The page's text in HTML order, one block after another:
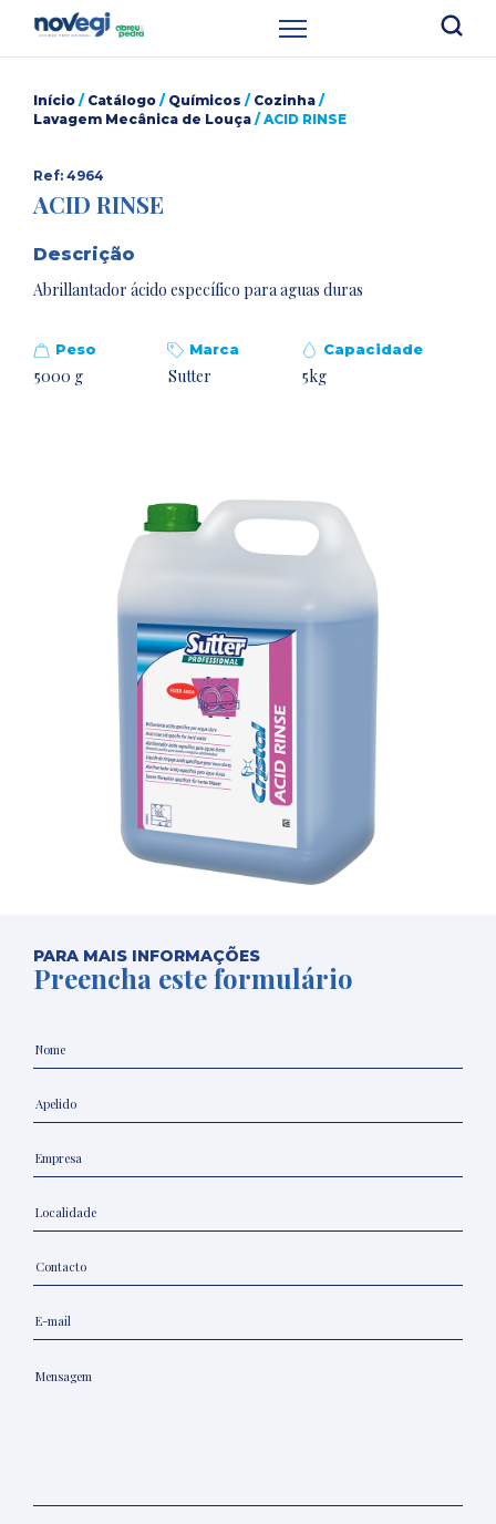
Início / Catálogo / Químicos / Cozinha /
Lavagem Mecânica de Louça / ACID RINSE
Ref: 4964
ACID RINSE
Descrição
Abrillantador ácido específico para aguas duras
Peso
5000 g
Marca
Sutter
Capacidade
5kg
PARA MAIS INFORMAÇÕES
Preencha este formulário